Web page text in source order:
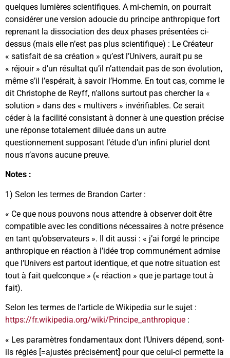
quelques lumières scientifiques. A mi-chemin, on pourrait
considérer une version adoucie du principe anthropique fort
reprenant la dissociation des deux phases présentées ci-
dessus (mais elle n’est pas plus scientifique) : Le Créateur
« satisfait de sa création » qu’est l’Univers, aurait pu se
« réjouir » d’un résultat qu’il n’attendait pas de son évolution,
même s’il l’espérait, à savoir l’Homme. En tout cas, comme le
dit Christophe de Reyff, n’allons surtout pas chercher la «
solution » dans des « multivers » invérifiables. Ce serait
céder à la facilité consistant à donner à une question précise
une réponse totalement diluée dans un autre
questionnement supposant l’étude d’un infini pluriel dont
nous n’avons aucune preuve.
Notes :
1) Selon les termes de Brandon Carter :
« Ce que nous pouvons nous attendre à observer doit être
compatible avec les conditions nécessaires à notre présence
en tant qu’observateurs ». Il dit aussi : « j’ai forgé le principe
anthropique en réaction à l’idée trop communément admise
que l’Univers est partout identique, et que notre situation est
tout à fait quelconque » (« réaction » que je partage tout à
fait).
Selon les termes de l’article de Wikipedia sur le sujet :
https://fr.wikipedia.org/wiki/Principe_anthropique :
« Les paramètres fondamentaux dont l’Univers dépend, sont-
ils réglés [=ajustés précisément] pour que celui-ci permette la